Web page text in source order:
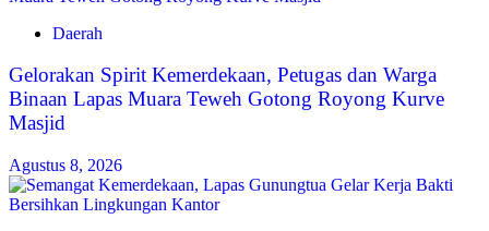
Daerah
Gelorakan Spirit Kemerdekaan, Petugas dan Warga
Binaan Lapas Muara Teweh Gotong Royong Kurve
Masjid
Agustus 8, 2026